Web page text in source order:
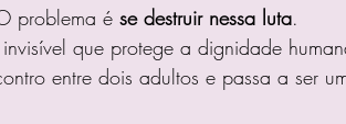
problema é se destruir nessa luta.
que protege a dignidade
entre dois adultos e passa a ser